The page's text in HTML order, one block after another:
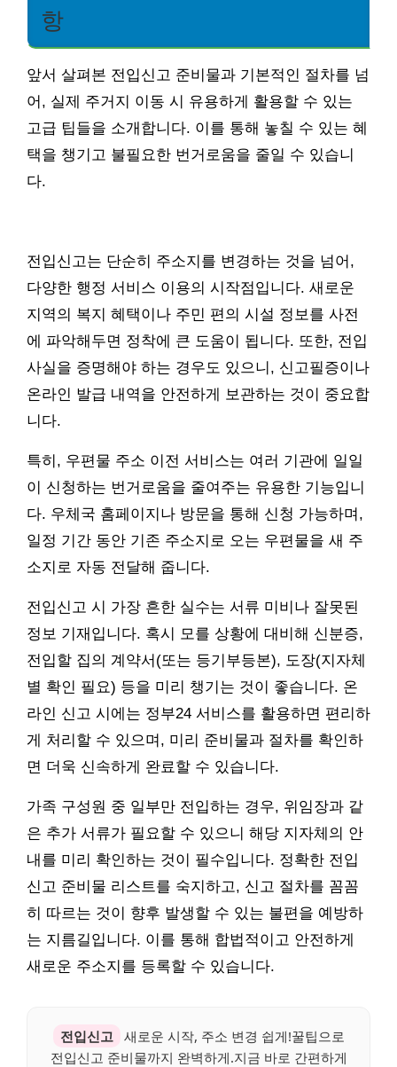
항
앞서 살펴본 전입신고 준비물과 기본적인 절차를 넘
어, 실제 주거지 이동 시 유용하게 활용할 수 있는
고급 팁들을 소개합니다. 이를 통해 놓칠 수 있는 혜
택을 챙기고 불필요한 번거로움을 줄일 수 있습니
다.
전입신고는 단순히 주소지를 변경하는 것을 넘어,
다양한 행정 서비스 이용의 시작점입니다. 새로운
지역의 복지 혜택이나 주민 편의 시설 정보를 사전
에 파악해두면 정착에 큰 도움이 됩니다. 또한, 전입
사실을 증명해야 하는 경우도 있으니, 신고필증이나
온라인 발급 내역을 안전하게 보관하는 것이 중요합
니다.
특히, 우편물 주소 이전 서비스는 여러 기관에 일일
이 신청하는 번거로움을 줄여주는 유용한 기능입니
다. 우체국 홈페이지나 방문을 통해 신청 가능하며,
일정 기간 동안 기존 주소지로 오는 우편물을 새 주
소지로 자동 전달해 줍니다.
전입신고 시 가장 흔한 실수는 서류 미비나 잘못된
정보 기재입니다. 혹시 모를 상황에 대비해 신분증,
전입할 집의 계약서(또는 등기부등본), 도장(지자체
별 확인 필요) 등을 미리 챙기는 것이 좋습니다. 온
라인 신고 시에는 정부24 서비스를 활용하면 편리하
게 처리할 수 있으며, 미리 준비물과 절차를 확인하
면 더욱 신속하게 완료할 수 있습니다.
가족 구성원 중 일부만 전입하는 경우, 위임장과 같
은 추가 서류가 필요할 수 있으니 해당 지자체의 안
내를 미리 확인하는 것이 필수입니다. 정확한 전입
신고 준비물 리스트를 숙지하고, 신고 절차를 꼼꼼
히 따르는 것이 향후 발생할 수 있는 불편을 예방하
는 지름길입니다. 이를 통해 합법적이고 안전하게
새로운 주소지를 등록할 수 있습니다.
전입신고
새로운 시작, 주소 변경 쉽게!꿀팁으로
전입신고 준비물까지 완벽하게.지금 바로 간편하게